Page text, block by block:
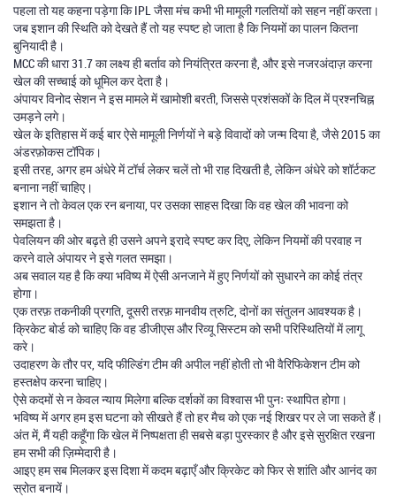
पहला तो यह कहना पड़ेगा कि IPL जैसा मंच कभी भी मामूली गलतियों को सहन नहीं करता।
जब इशान की स्थिति को देखते हैं तो यह स्पष्ट हो जाता है कि नियमों का पालन कितना
बुनियादी है।
MCC की धारा 31.7 का लक्ष्य ही बर्ताव को नियंत्रित करना है, और इसे नजरअंदाज़ करना
खेल की सच्चाई को धूमिल कर देता है।
अंपायर विनोद सेशन ने इस मामले में खामोशी बरती, जिससे प्रशंसकों के दिल में प्रश्नचिह्न
उमड़ने लगे।
खेल के इतिहास में कई बार ऐसे मामूली निर्णयों ने बड़े विवादों को जन्म दिया है, जैसे 2015 का
अंडरफ़ोकस टॉपिक।
इसी तरह, अगर हम अंधेरे में टॉर्च लेकर चलें तो भी राह दिखती है, लेकिन अंधेरे को शॉर्टकट
बनाना नहीं चाहिए।
इशान ने तो केवल एक रन बनाया, पर उसका साहस दिखा कि वह खेल की भावना को
समझता है।
पेवलियन की ओर बढ़ते ही उसने अपने इरादे स्पष्ट कर दिए, लेकिन नियमों की परवाह न
करने वाले अंपायर ने इसे गलत समझा।
अब सवाल यह है कि क्या भविष्य में ऐसी अनजाने में हुए निर्णयों को सुधारने का कोई तंत्र
होगा।
एक तरफ़ तकनीकी प्रगति, दूसरी तरफ़ मानवीय त्रुटि, दोनों का संतुलन आवश्यक है।
क्रिकेट बोर्ड को चाहिए कि वह डीजीएस और रिव्यू सिस्टम को सभी परिस्थितियों में लागू
करे।
उदाहरण के तौर पर, यदि फील्डिंग टीम की अपील नहीं होती तो भी वैरिफिकेशन टीम को
हस्तक्षेप करना चाहिए।
ऐसे कदमों से न केवल न्याय मिलेगा बल्कि दर्शकों का विश्वास भी पुनः स्थापित होगा।
भविष्य में अगर हम इस घटना को सीखते हैं तो हर मैच को एक नई शिखर पर ले जा सकते हैं।
अंत में, मैं यही कहूँगा कि खेल में निष्पक्षता ही सबसे बड़ा पुरस्कार है और इसे सुरक्षित रखना
हम सभी की ज़िम्मेदारी है।
आइए हम सब मिलकर इस दिशा में कदम बढ़ाएँ और क्रिकेट को फिर से शांति और आनंद का
स्रोत बनायें।